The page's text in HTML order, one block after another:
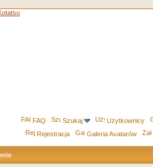
FAQ Szukaj Użytkownicy
Rejestracja
Galeria Avatarów